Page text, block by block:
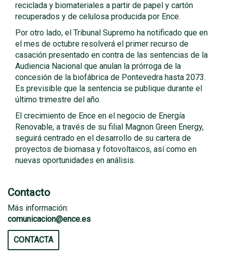
reciclada y biomateriales a partir de papel y cartón
recuperados y de celulosa producida por Ence.
Por otro lado, el Tribunal Supremo ha notificado que en
el mes de octubre resolverá el primer recurso de
casación presentado en contra de las sentencias de la
Audiencia Nacional que anulan la prórroga de la
concesión de la biofábrica de Pontevedra hasta 2073.
Es previsible que la sentencia se publique durante el
último trimestre del año.
El crecimiento de Ence en el negocio de Energía
Renovable, a través de su filial Magnon Green Energy,
seguirá centrado en el desarrollo de su cartera de
proyectos de biomasa y fotovoltaicos, así como en
nuevas oportunidades en análisis.
Contacto
Más información:
comunicacion@ence.es
CONTACTA